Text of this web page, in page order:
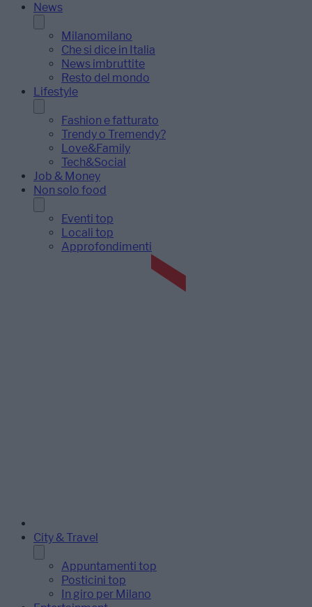
News
Milanomilano
Che si dice in Italia
News imbruttite
Resto del mondo
Lifestyle
Fashion e fatturato
Trendy o Tremendy?
Love&Family
Tech&Social
Job & Money
Non solo food
Eventi top
Locali top
Approfondimenti
City & Travel
Appuntamenti top
Posticini top
In giro per Milano